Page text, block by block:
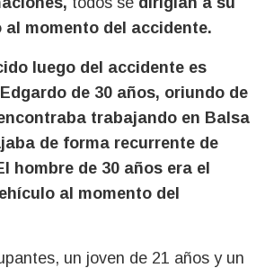
al momento del accidente.
luego del accidente es
de 30 años, oriundo de
trabajando en Balsa
de forma recurrente de
hombre de 30 años era el
al momento del
un joven de 21 años y un